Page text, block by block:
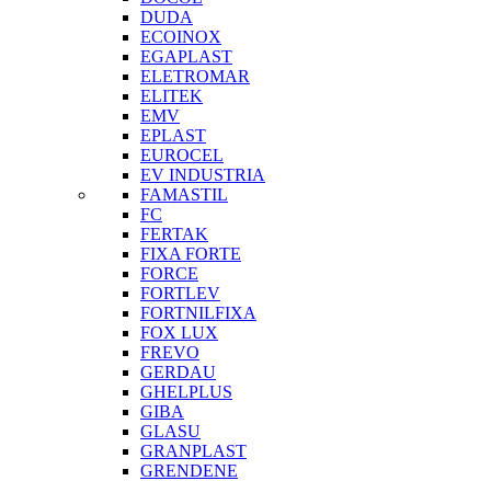
DUDA
ECOINOX
EGAPLAST
ELETROMAR
ELITEK
EMV
EPLAST
EUROCEL
EV INDUSTRIA
FAMASTIL
FC
FERTAK
FIXA FORTE
FORCE
FORTLEV
FORTNILFIXA
FOX LUX
FREVO
GERDAU
GHELPLUS
GIBA
GLASU
GRANPLAST
GRENDENE